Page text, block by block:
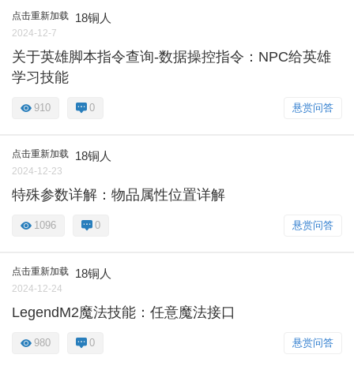
点击重新加载 18铜人
2024-12-7
关于英雄脚本指令查询-数据操控指令：NPC给英雄
学习技能
悬赏问答
910 0
点击重新加载 18铜人
2024-12-23
特殊参数详解：物品属性位置详解
悬赏问答
1096 0
点击重新加载 18铜人
2024-12-24
LegendM2魔法技能：任意魔法接口
悬赏问答
980 0